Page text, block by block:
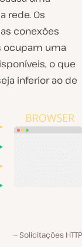
rede. Os
conexões
ocupam uma
o que
inferior ao de
Solicitações HTTP